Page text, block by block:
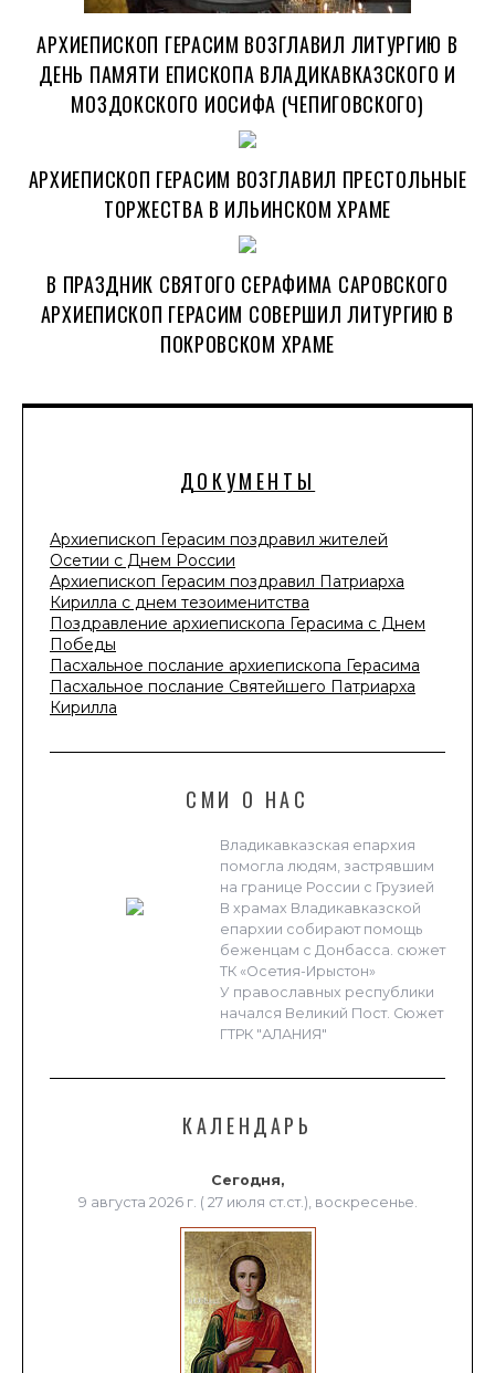
ДОКУМЕНТЫ
Архиепископ Герасим поздравил жителей
Осетии с Днем России
Архиепископ Герасим поздравил Патриарха
Кирилла с днем тезоименитства
Поздравление архиепископа Герасима с Днем
Победы
Пасхальное послание архиепископа Герасима
Пасхальное послание Святейшего Патриарха
Кирилла
СМИ О НАС
Владикавказская епархия
помогла людям, застрявшим
на границе России с Грузией
В храмах Владикавказской
епархии собирают помощь
беженцам с Донбасса. сюжет
ТК «Осетия-Ирыстон»
У православных республики
начался Великий Пост. Сюжет
ГТРК "АЛАНИЯ"
КАЛЕНДАРЬ
Сегодня,
9 августа 2026 г. ( 27 июля ст.ст.), воскресенье.
АРХИЕПИСКОП ГЕРАСИМ ВОЗГЛАВИЛ ЛИТУРГИЮ В
ДЕНЬ ПАМЯТИ ЕПИСКОПА ВЛАДИКАВКАЗСКОГО И
МОЗДОКСКОГО ИОСИФА (ЧЕПИГОВСКОГО)
АРХИЕПИСКОП ГЕРАСИМ ВОЗГЛАВИЛ ПРЕСТОЛЬНЫЕ
ТОРЖЕСТВА В ИЛЬИНСКОМ ХРАМЕ
В ПРАЗДНИК СВЯТОГО СЕРАФИМА САРОВСКОГО
АРХИЕПИСКОП ГЕРАСИМ СОВЕРШИЛ ЛИТУРГИЮ В
ПОКРОВСКОМ ХРАМЕ